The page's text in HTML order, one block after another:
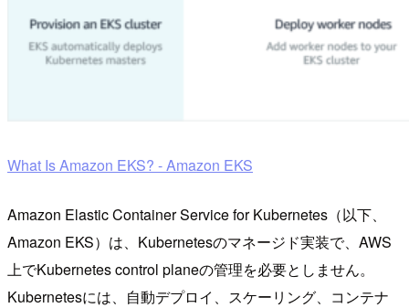
What Is Amazon EKS? - Amazon EKS
Amazon Elastic Container Service for Kubernetes（以下、
Amazon EKS）は、Kubernetesのマネージド実装で、AWS
上でKubernetes control planeの管理を必要としません。
Kubernetesには、自動デプロイ、スケーリング、コンテナ